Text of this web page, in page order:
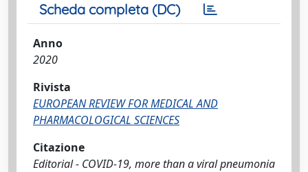
Scheda completa (DC)
Anno
2020
Rivista
EUROPEAN REVIEW FOR MEDICAL AND
PHARMACOLOGICAL SCIENCES
Citazione
Editorial - COVID-19, more than a viral pneumonia